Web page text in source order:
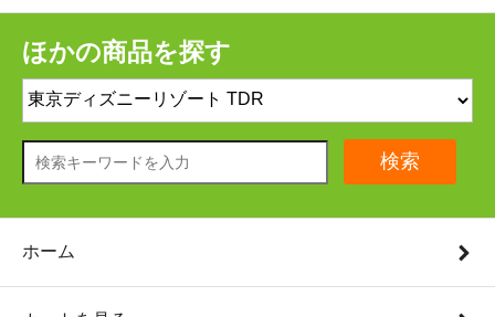
ほかの商品を探す
検索
ホーム